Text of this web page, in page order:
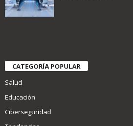
CATEGORÍA POPULAR
Salud
Educación
Ciberseguridad